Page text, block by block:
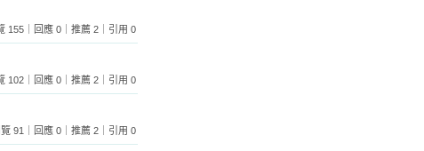
155｜回應 0｜推薦 2｜引用 0
102｜回應 0｜推薦 2｜引用 0
91｜回應 0｜推薦 2｜引用 0